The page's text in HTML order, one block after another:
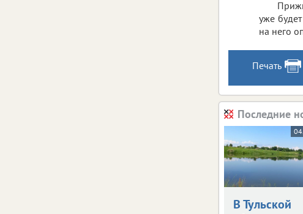
уже
на него
Печать
Последние
В Тульской